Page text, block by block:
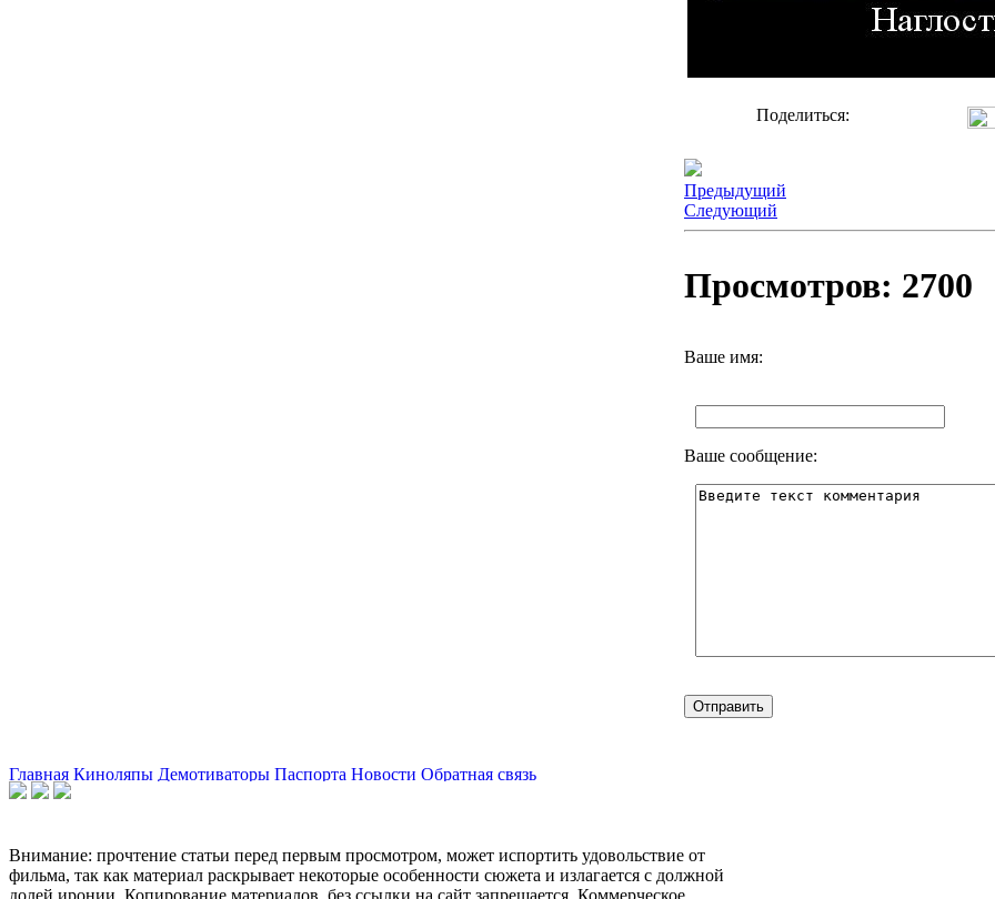
Поделиться:
Предыдущий
Следующий
Просмотров: 2700
Ваше имя:
Ваше сообщение:
Главная Киноляпы Демотиваторы Паспорта Новости Обратная связь
Внимание: прочтение статьи перед первым просмотром, может испортить удовольствие от
фильма, так как материал раскрывает некоторые особенности сюжета и излагается с должной